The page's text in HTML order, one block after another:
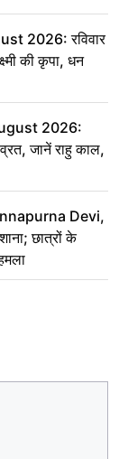
2026: रविवार
की कृपा, धन
2026:
व्रत, जानें राहु काल,
Annapurna Devi,
छात्रों के